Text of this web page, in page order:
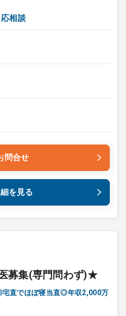
相談
問合せ
を見る
募集(専門問わず)★
直でほぼ寝当直◎年収2,000万